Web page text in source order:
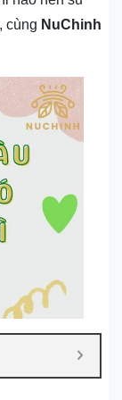
cùng NuChinh